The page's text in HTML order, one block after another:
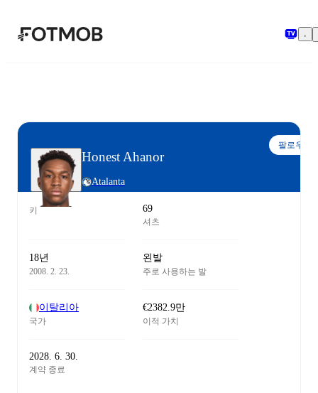
본문으로 건너뛰기
Honest Ahanor
Atalanta
팔로우
키 69
셔츠
18년
2008. 2. 23.
왼발
주로 사용하는 발
이탈리아
국가
€2382.9만
이적 가치
2028. 6. 30.
계약 종료